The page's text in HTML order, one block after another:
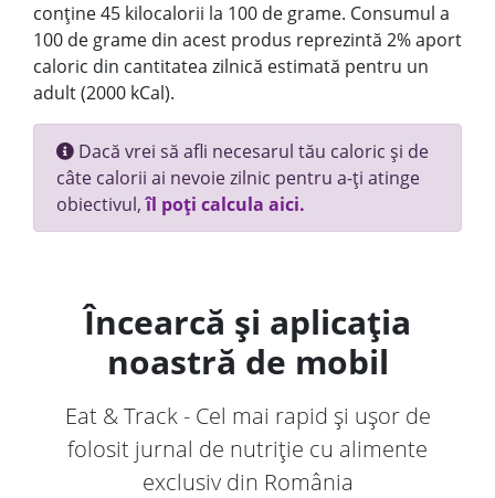
conține 45 kilocalorii la 100 de grame. Consumul a
100 de grame din acest produs reprezintă 2% aport
caloric din cantitatea zilnică estimată pentru un
adult (2000 kCal).
Dacă vrei să afli necesarul tău caloric și de
câte calorii ai nevoie zilnic pentru a-ți atinge
obiectivul,îl poți calcula aici.
Încearcă și aplicația
noastră de mobil
Eat & Track - Cel mai rapid și ușor de
folosit jurnal de nutriție cu alimente
exclusiv din România